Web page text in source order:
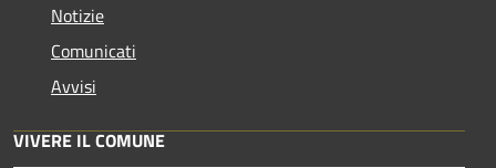
Notizie
Comunicati
Avvisi
VIVERE IL COMUNE